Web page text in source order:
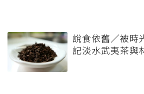
說食依舊／被時
記淡水武夷茶與